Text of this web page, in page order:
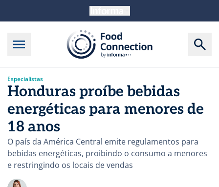
Especialistas
Honduras proíbe bebidas
energéticas para menores de
18 anos
O país da América Central emite regulamentos para
bebidas energéticas, proibindo o consumo a menores
e restringindo os locais de vendas